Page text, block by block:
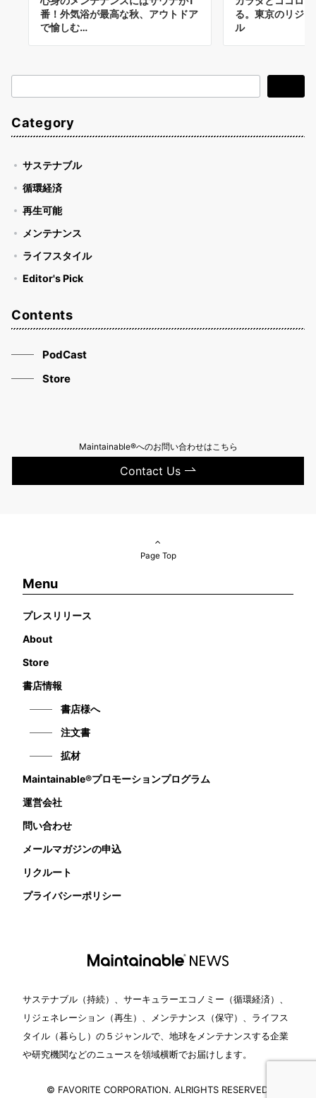
番！外気浴が最高な秋、アウトドア
で愉しむ…
る。東京のリジ
ル
索
Category
サステナブル
循環経済
再生可能
メンテナンス
ライフスタイル
Editor's Pick
Contents
PodCast
Store
Maintainable®へのお問い合わせはこちら
Contact Us
Page Top
Menu
プレスリリース
About
Store
書店情報
書店様へ
注文書
拡材
Maintainable®プロモーションプログラム
運営会社
問い合わせ
メールマガジンの申込
リクルート
プライバシーポリシー
サステナブル（持続）、サーキュラーエコノミー（循環経済）、
リジェネレーション（再生）、メンテナンス（保守）、ライフス
タイル（暮らし）の５ジャンルで、地球をメンテナンスする企業
や研究機関などのニュースを領域横断でお届けします。
© FAVORITE CORPORATION. ALRIGHTS RESERVED.